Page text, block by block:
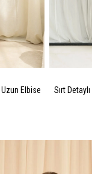
Elbise
Sırt